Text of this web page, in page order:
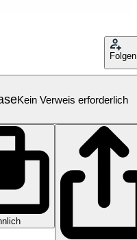
Folgen
Kein Verweis erforderlich